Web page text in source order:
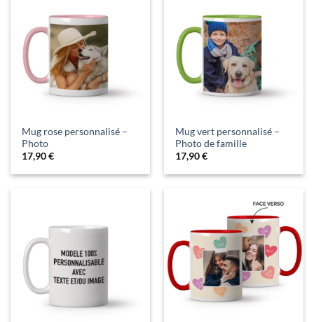
Mug rose personnalisé –
Photo
17,90€
Mug vert personnalisé –
Photo de famille
17,90€